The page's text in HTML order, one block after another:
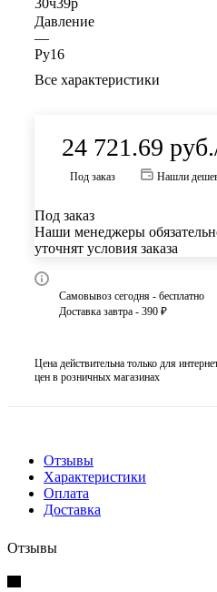
Давление
—
Ру16
Все характеристики
24 721.69 руб.
Под заказ Нашли
Под заказ
Наши менеджеры
уточнят условия заказа
Самовывоз сегодня - бесплатно
Доставка завтра - 390 ₽
Цена действительна только для
цен в розничных магазинах
Отзывы
Характеристики
Оплата
Доставка
Отзывы